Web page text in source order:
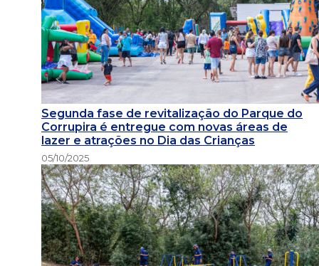
Segunda fase de revitalização do Parque do
Corrupira é entregue com novas áreas de
lazer e atrações no Dia das Crianças
05/10/2025